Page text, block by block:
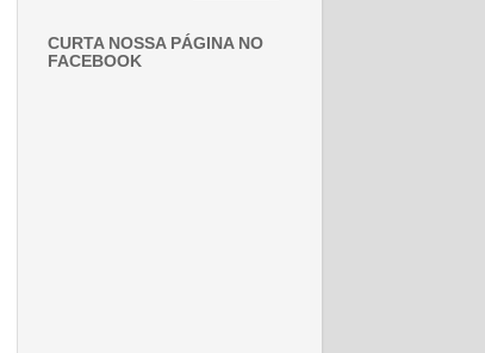
CURTA NOSSA PÁGINA NO
FACEBOOK